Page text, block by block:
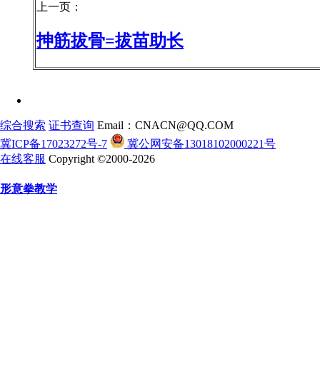
上一页：
抻筋拔骨=拔苗助长
综合搜索 证书查询 Email：CNACN@QQ.COM
冀ICP备17023272号-7
冀公网安备13018102000221号
在线客服 Copyright ©2000-2026
形意拳教学